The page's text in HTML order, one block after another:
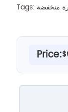
Tags: منخفضة
Price: